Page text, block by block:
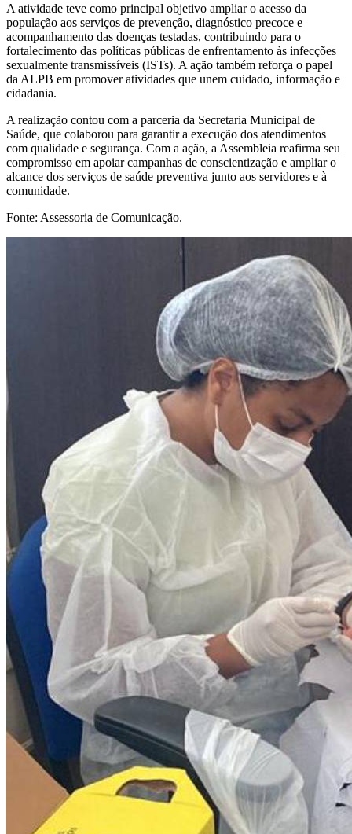
A atividade teve como principal objetivo ampliar o acesso da
população aos serviços de prevenção, diagnóstico precoce e
acompanhamento das doenças testadas, contribuindo para o
fortalecimento das políticas públicas de enfrentamento às infecções
sexualmente transmissíveis (ISTs). A ação também reforça o papel
da ALPB em promover atividades que unem cuidado, informação e
cidadania.
A realização contou com a parceria da Secretaria Municipal de
Saúde, que colaborou para garantir a execução dos atendimentos
com qualidade e segurança. Com a ação, a Assembleia reafirma seu
compromisso em apoiar campanhas de conscientização e ampliar o
alcance dos serviços de saúde preventiva junto aos servidores e à
comunidade.
Fonte: Assessoria de Comunicação.